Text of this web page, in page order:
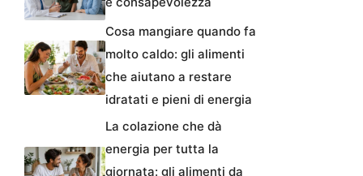
Cosa mangiare quando fa
molto caldo: gli alimenti
che aiutano a restare
idratati e pieni di energia
La colazione che dà
energia per tutta la
giornata: gli alimenti da